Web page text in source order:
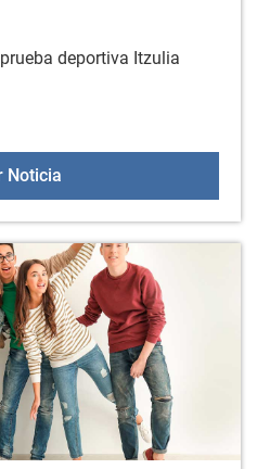
deportiva Itzulia
NoticiaPrueba deportiva: Itzulia